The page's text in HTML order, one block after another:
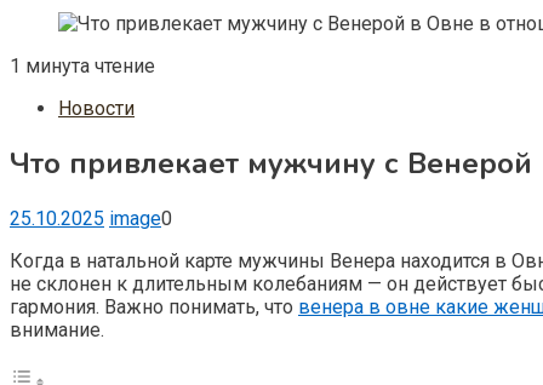
1 минута чтение
Новости
Что привлекает мужчину с
25.10.2025 image0
Когда в натальной карте мужчины Венера находится в
не склонен к длительным колебаниям — он действует
гармония. Важно понимать, что венера в овне какие
внимание.